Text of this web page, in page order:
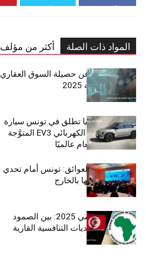
المواد ذات الصلة أكثر من مؤلف
مبوب تكشف عن حصيلة السوق العقاري
في تونس لسنة 2025
سيتي كارز – كيا تطلق في تونس سيارة
الـدفع الرباعي الكهربائي EV3 المتوَّجة
بلقب سيارة العام عالميًا
بين الطموح والعوائق: تونس أمام تحدي
استعادة كفاءاتها بالخارج
الاقتصاد التونسي 2025: بين الصمود
الاجتماعي وتحديات التنافسية القارية